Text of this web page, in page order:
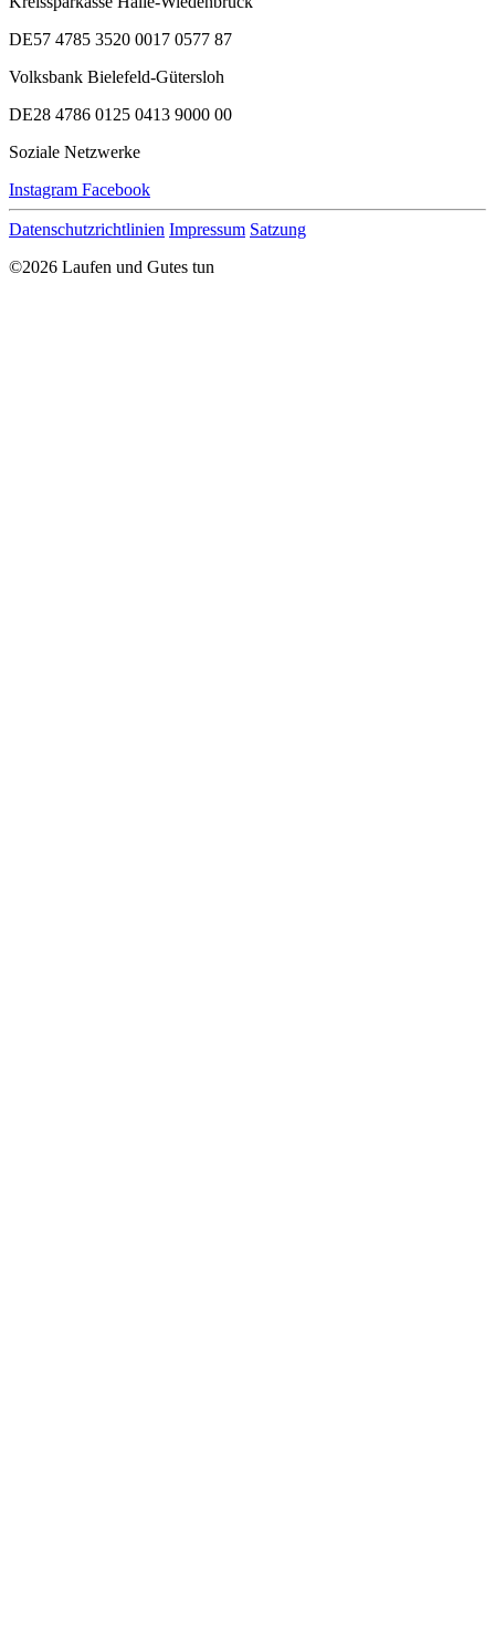
DE57 4785 3520 0017 0577 87
Volksbank Bielefeld-Gütersloh
DE28 4786 0125 0413 9000 00
Soziale Netzwerke
Instagram Facebook
Datenschutzrichtlinien Impressum Satzung
©2026 Laufen und Gutes tun